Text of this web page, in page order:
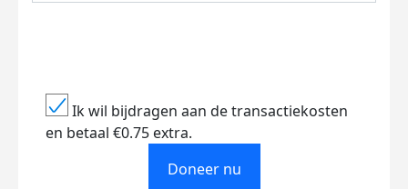
Ik wil bijdragen aan de transactiekosten
en betaal €0.75 extra.
Doneer nu